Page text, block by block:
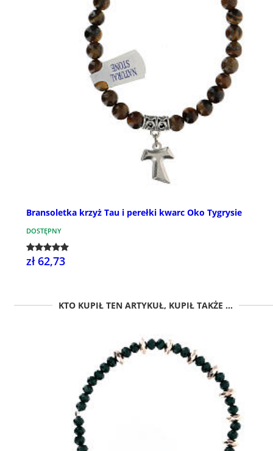
Bransoletka krzyż Tau i perełki kwarc Oko Tygrysie
DOSTĘPNY
zł 62,73
KTO KUPIŁ TEN ARTYKUŁ, KUPIŁ TAKŻE ...